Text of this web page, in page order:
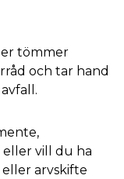
tömmer
och tar hand
eller vill du ha
arvskifte